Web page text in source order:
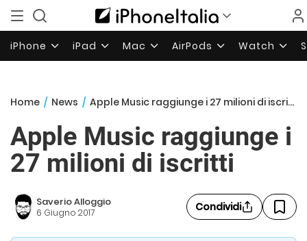
iPhone iPad Mac AirPods Watch
Home / News / Apple Music raggiunge i 27 milioni di iscritti
Apple Music raggiunge i
27 milioni di iscritti
Saverio Alloggio
6 Giugno 2017 Condividi